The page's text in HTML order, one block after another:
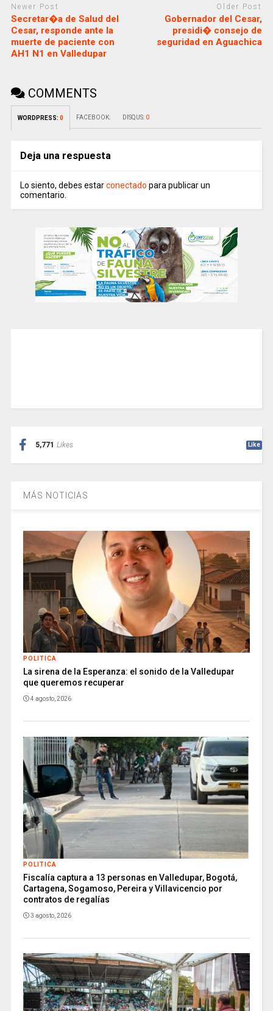
Newer Post
Secretar�a de Salud del
Cesar, responde ante la
muerte de paciente con
AH1 N1 en Valledupar
Older Post
Gobernador del Cesar,
presidi� consejo de
seguridad en Aguachica
COMMENTS
WORDPRESS: 0 FACEBOOK: DISQUS: 0
Deja una respuesta
Lo siento, debes estarconectado para publicar un
comentario.
5,771 Likes Like
MÁS NOTICIAS
POLITICA
La sirena de la Esperanza: el sonido de la Valledupar
que queremos recuperar
4 agosto, 2026
POLITICA
Fiscalía captura a 13 personas en Valledupar, Bogotá,
Cartagena, Sogamoso, Pereira y Villavicencio por
contratos de regalías
3 agosto, 2026